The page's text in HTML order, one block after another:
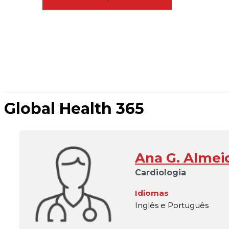
Global Health 365
Ana G.
Cardiologia
Idiomas
Inglês e Português